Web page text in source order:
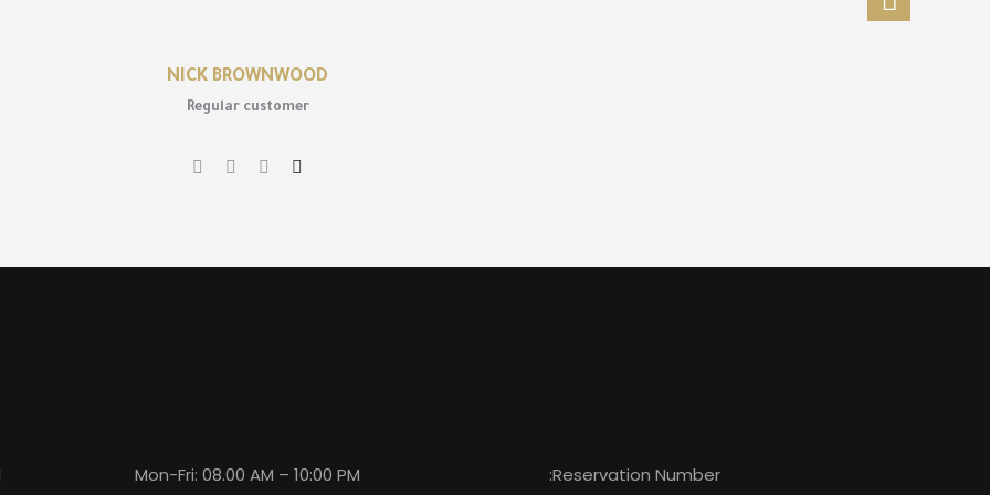
NICK BROWNWOOD
Regular customer
Mon-Fri: 08.00 AM – 10:00 PM Reservation Number: